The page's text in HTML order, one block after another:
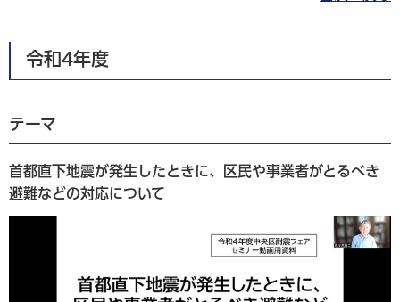
令和4年度
テーマ
首都直下地震が発生したときに、区民や事業者がとるべき
避難などの対応について